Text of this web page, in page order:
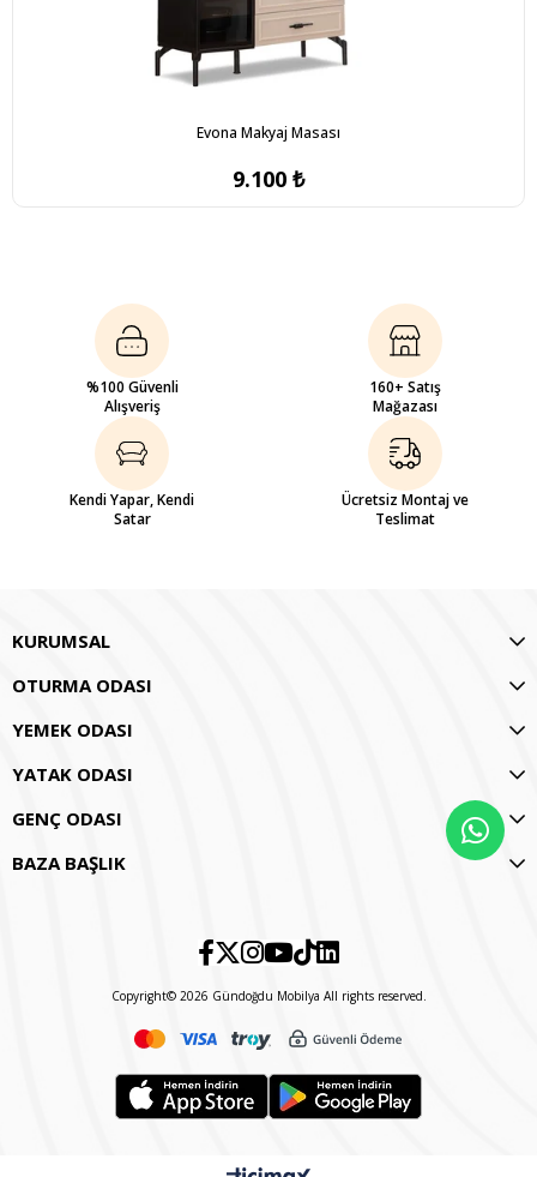
Evona Makyaj Masası
9.100 ₺
%100 Güvenli
Alışveriş
160+ Satış
Mağazası
Kendi Yapar, Kendi
Satar
Ücretsiz Montaj ve
Teslimat
KURUMSAL
OTURMA ODASI
YEMEK ODASI
YATAK ODASI
GENÇ ODASI
BAZA BAŞLIK
Copyright© 2026 Gündoğdu Mobilya All rights reserved.